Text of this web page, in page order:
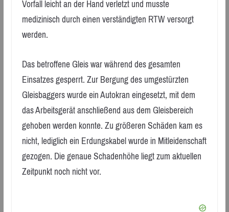
Vorfall leicht an der Hand verletzt und musste
medizinisch durch einen verständigten RTW versorgt
werden.
Das betroffene Gleis war während des gesamten
Einsatzes gesperrt. Zur Bergung des umgestürzten
Gleisbaggers wurde ein Autokran eingesetzt, mit dem
das Arbeitsgerät anschließend aus dem Gleisbereich
gehoben werden konnte. Zu größeren Schäden kam es
nicht, lediglich ein Erdungskabel wurde in Mitleidenschaft
gezogen. Die genaue Schadenhöhe liegt zum aktuellen
Zeitpunkt noch nicht vor.